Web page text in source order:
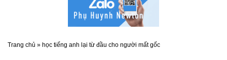
Trang chủ » học tiếng anh lại từ đầu cho người mất gốc